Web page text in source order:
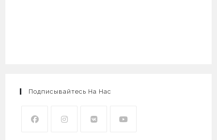
Подписывайтесь На Нас